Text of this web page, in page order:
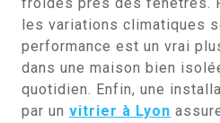
les variations climatiques
performance est un vrai
dans une maison bien
quotidien. Enfin, une
par un vitrier à Lyon